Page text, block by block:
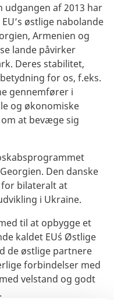
udgangen af 2013 har
østlige nabolande
Armenien og
lande påvirker
Deres stabilitet,
for os, f.eks.
gennemfører i
og økonomiske
at bevæge sig
Den danske
for bilateralt at
i Ukraine.
til at opbygge et
kaldet EU´s Østlige
de østlige partnere
forbindelser med
velstand og godt